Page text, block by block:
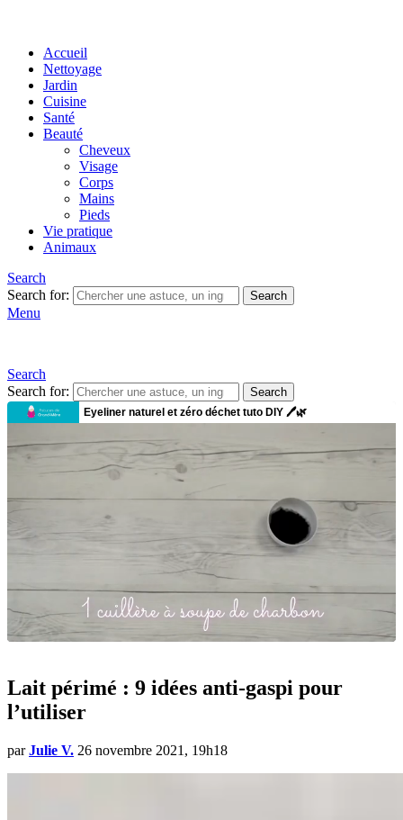
Accueil
Nettoyage
Jardin
Cuisine
Santé
Beauté
Cheveux
Visage
Corps
Mains
Pieds
Vie pratique
Animaux
Search
Search for:
Search
Menu
Search
Search for:
Search
Lait périmé : 9 idées anti-gaspi pour
l’utiliser
par Julie V. 26 novembre 2021, 19h18